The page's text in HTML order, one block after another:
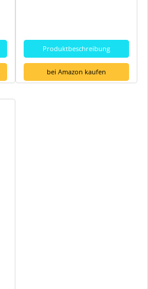
Produktbeschreibung
bei Amazon kaufen